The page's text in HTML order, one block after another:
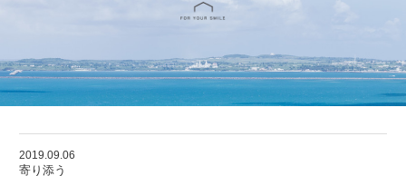
2019.09.06
寄り添う